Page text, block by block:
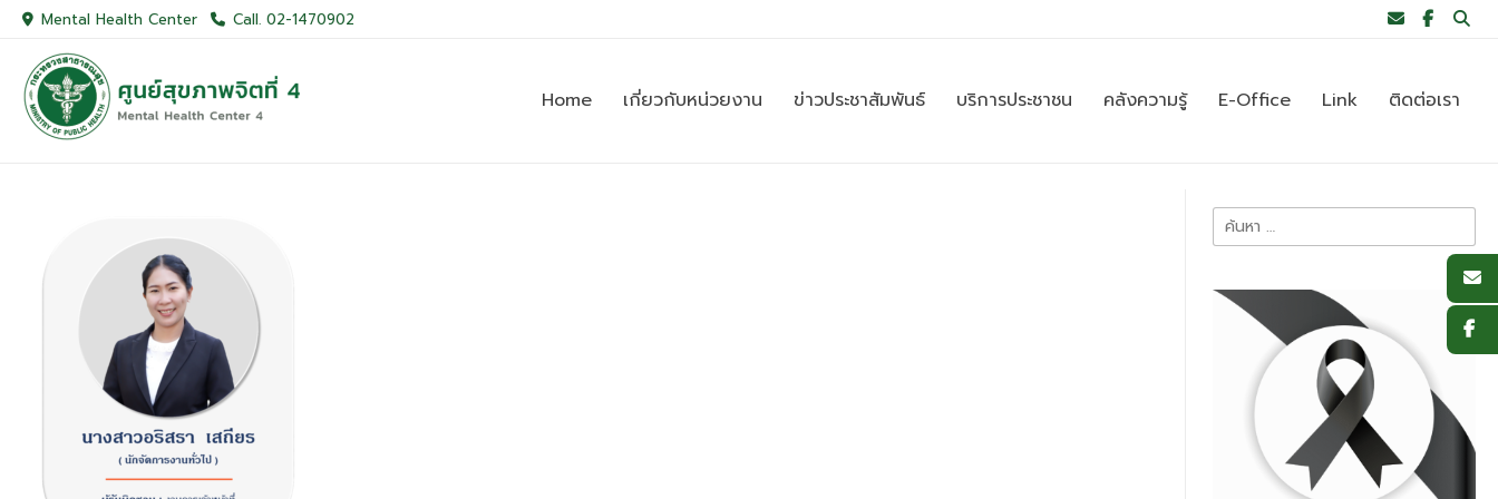
Skip
content
Mental Health Center Call. 02-1470902
Home เกี่ยวกับหน่วยงาน ข่าวประชาสัมพันธ์ บริการประชาชน คลังความรู้ E-Office Link ติดต่อเรา
ค้นหา
สำหรับ: